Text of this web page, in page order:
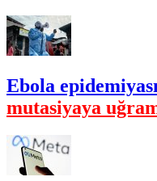
Ebola
mutasiyaya